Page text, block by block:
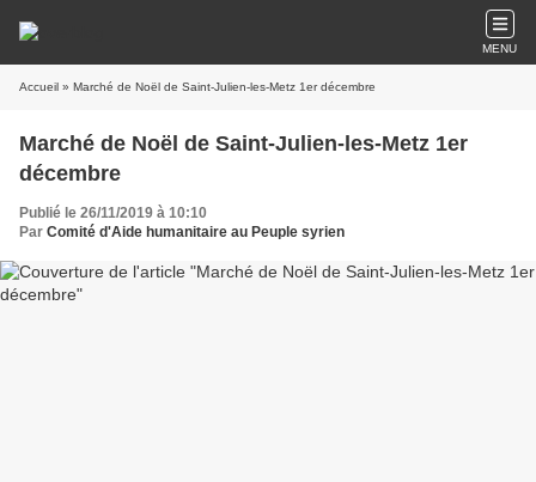
MENU
Accueil » Marché de Noël de Saint-Julien-les-Metz 1er décembre
Marché de Noël de Saint-Julien-les-Metz 1er
décembre
Publié le 26/11/2019 à 10:10
Par Comité d'Aide humanitaire au Peuple syrien